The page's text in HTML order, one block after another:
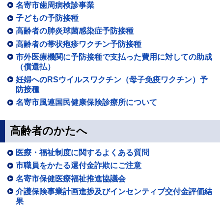
名寄市歯周病検診事業
子どもの予防接種
高齢者の肺炎球菌感染症予防接種
高齢者の帯状疱疹ワクチン予防接種
市外医療機関に予防接種で支払った費用に対しての助成
（償還払）
妊婦へのRSウイルスワクチン（母子免疫ワクチン）予
防接種
名寄市風連国民健康保険診療所について
高齢者のかたへ
医療・福祉制度に関するよくある質問
市職員をかたる還付金詐欺にご注意
名寄市保健医療福祉推進協議会
介護保険事業計画進捗及びインセンティブ交付金評価結
果